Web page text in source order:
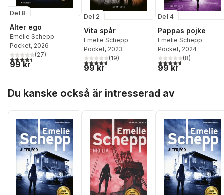
Del 8
Alter ego
Emelie Schepp
Pocket, 2026
4,5utav 5 stjärnor. Totalt antal röster:
(27)
99 kr
Del 2
Vita spår
Emelie Schepp
Pocket, 2023
4,6utav 5 stjärnor. Totalt antal röster:
(19)
99 kr
Del 4
Pappas pojke
Emelie Schepp
Pocket, 2024
4,6utav 5 stjärnor.
(8)
99 kr
Du kanske också är intresserad av